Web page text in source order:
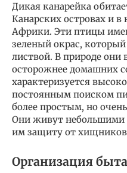
Дикая канарейка
Канарских островах и
Африки. Эти птицы
зеленый окрас,
листвой. В природе они
осторожнее домашних
характеризуется
постоянным поиском
более простым, но
Они живут небольшими
им защиту от
Организация